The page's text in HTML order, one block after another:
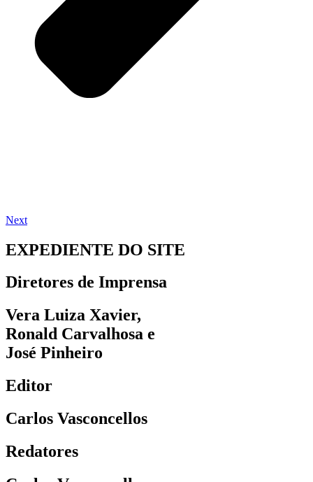
Next
EXPEDIENTE DO SITE
Diretores de Imprensa
Vera Luiza Xavier,
Ronald Carvalhosa e
José Pinheiro
Editor
Carlos Vasconcellos
Redatores